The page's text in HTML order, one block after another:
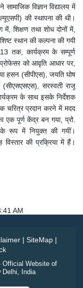
विज्ञान विद्यालय में
की स्थापना की थी।
में, शिक्षण तथा शोध दोनों में,
स्थान की कल्पना की गयी
तक, कार्यक्रम के सम्पूर्ण
को आवृति आधार पर,
हसन (सीपीएस), जयति घोष
(सीएसएसएस), सरस्वती राजू
के साथ इसके निर्देशक
चरित्र प्रदान करने में मदद
एक पूर्ण केंद्र बन गया, प्रो.
के रूप में नियुक्त की गयीं।
की प्रक्रिया में हैं।
AM
| SiteMap |
Official Website of
Delhi, India